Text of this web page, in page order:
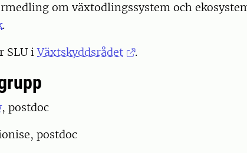
om växtodlingssystem och
.
SLU iVäxtskyddsrådet .
, postdoc
postdoc